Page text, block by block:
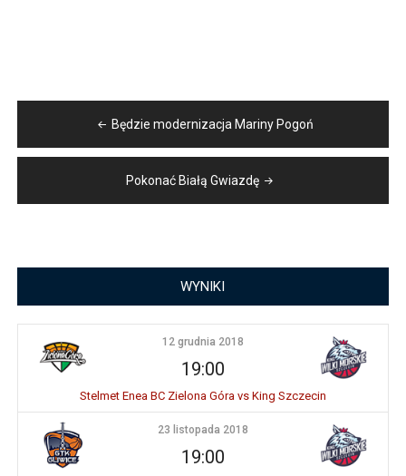
Nawigacja
wpisu
Będzie modernizacja Mariny Pogoń
Pokonać Białą Gwiazdę
WYNIKI
12 grudnia 2018
19:00
Stelmet Enea BC Zielona Góra vs King Szczecin
23 listopada 2018
19:00